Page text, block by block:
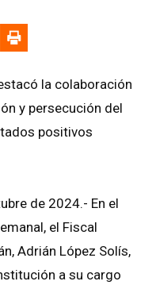
la colaboración
y persecución del
positivos
de 2024.- En el
el Fiscal
Adrián López Solís,
a su cargo